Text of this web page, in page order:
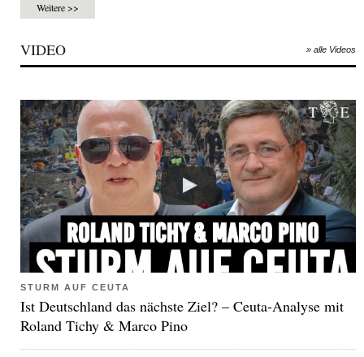
Weitere >>
VIDEO » alle Videos
STURM AUF CEUTA
Ist Deutschland das nächste Ziel? – Ceuta-Analyse mit
Roland Tichy & Marco Pino